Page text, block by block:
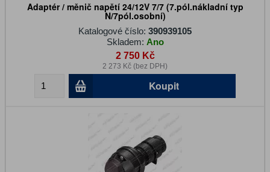
Adaptér / měnič napětí 24/12V 7/7 (7.pól.nákladní typ
N/7pól.osobní)
Katalogové číslo: 390939105
Skladem: Ano
2 750 Kč
2 273 Kč (bez DPH)
Koupit